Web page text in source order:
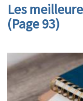
Les
(Page 93)